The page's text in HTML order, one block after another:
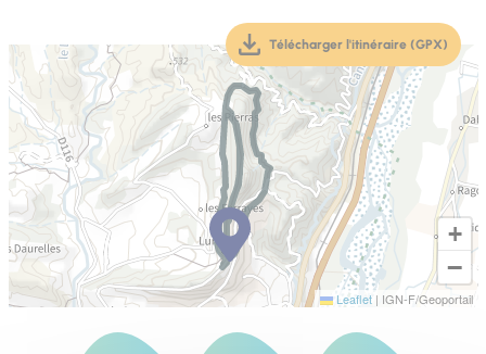
+
−
Leaflet | IGN-F/Geoportail
Télécharger l'itinéraire (GPX)
(téléchargement,